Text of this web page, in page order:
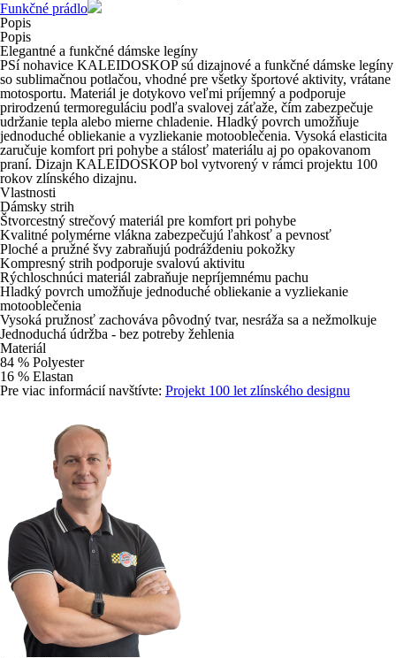
Funkčné prádlo
Popis
Popis
Elegantné a funkčné dámske legíny
PSí nohavice KALEIDOSKOP sú dizajnové a funkčné dámske legíny
so sublimačnou potlačou, vhodné pre všetky športové aktivity, vrátane
motosportu. Materiál je dotykovo veľmi príjemný a podporuje
prirodzenú termoreguláciu podľa svalovej záťaže, čím zabezpečuje
udržanie tepla alebo mierne chladenie. Hladký povrch umožňuje
jednoduché obliekanie a vyzliekanie motooblečenia. Vysoká elasticita
zaručuje komfort pri pohybe a stálosť materiálu aj po opakovanom
praní. Dizajn KALEIDOSKOP bol vytvorený v rámci projektu 100
rokov zlínského dizajnu.
Vlastnosti
Dámsky strih
Štvorcestný strečový materiál pre komfort pri pohybe
Kvalitné polymérne vlákna zabezpečujú ľahkosť a pevnosť
Ploché a pružné švy zabraňujú podráždeniu pokožky
Kompresný strih podporuje svalovú aktivitu
Rýchloschnúci materiál zabraňuje nepríjemnému pachu
Hladký povrch umožňuje jednoduché obliekanie a vyzliekanie
motooblečenia
Vysoká pružnosť zachováva pôvodný tvar, nesráža sa a nežmolkuje
Jednoduchá údržba - bez potreby žehlenia
Materiál
84 % Polyester
16 % Elastan
Pre viac informácií navštívte: Projekt 100 let zlínského designu